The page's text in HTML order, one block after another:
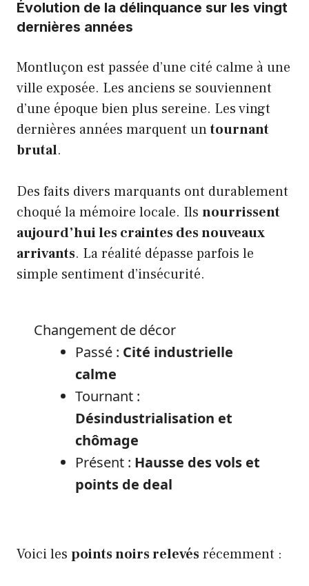
Évolution de la délinquance sur les vingt
dernières années
Montluçon est passée d’une cité calme à une
ville exposée. Les anciens se souviennent
d’une époque bien plus sereine. Les vingt
dernières années marquent untournant
brutal.
Des faits divers marquants ont durablement
choqué la mémoire locale. Ils nourrissent
aujourd’hui les craintes des nouveaux
arrivants. La réalité dépasse parfois le
simple sentiment d’insécurité.
Changement de décor
Passé : Cité industrielle
calme
Tournant :
Désindustrialisation et
chômage
Présent : Hausse des vols et
points de deal
Voici les points noirs relevésrécemment :